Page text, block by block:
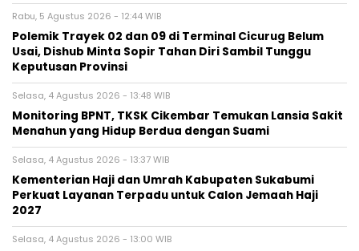
Rabu, 5 Agustus 2026 - 12:44 WIB
Polemik Trayek 02 dan 09 di Terminal Cicurug Belum
Usai, Dishub Minta Sopir Tahan Diri Sambil Tunggu
Keputusan Provinsi
Selasa, 4 Agustus 2026 - 13:48 WIB
‎Monitoring BPNT, TKSK Cikembar Temukan Lansia Sakit
Menahun yang Hidup Berdua dengan Suami
Selasa, 4 Agustus 2026 - 13:37 WIB
Kementerian Haji dan Umrah Kabupaten Sukabumi
Perkuat Layanan Terpadu untuk Calon Jemaah Haji
2027
Selasa, 4 Agustus 2026 - 13:00 WIB